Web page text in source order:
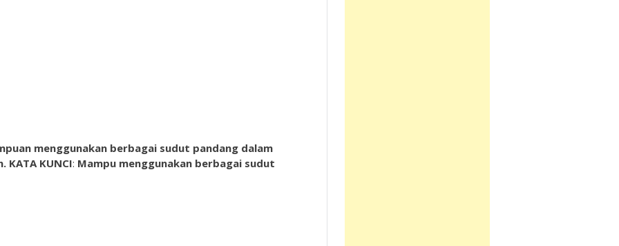
menggunakan berbagai sudut pandang dalam
KATA KUNCI: Mampu menggunakan berbagai sudut